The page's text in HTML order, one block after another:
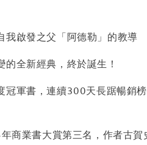
我啟發之父「阿德勒」的教導
全新經典，終於誕生！
軍書，連續300天長踞暢銷
商業書大賞第三名，作者古賀